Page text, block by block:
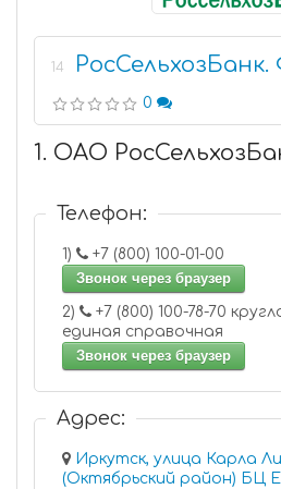
14
0
1. ОАО
Телефон:
1)
+7 (800) 100-01-00
Звонок через браузер
2)
единая справочная
Звонок через браузер
Адрес:
Иркутск, улица Карла
(Октябрьский район) БЦ Европлаза, 5-й